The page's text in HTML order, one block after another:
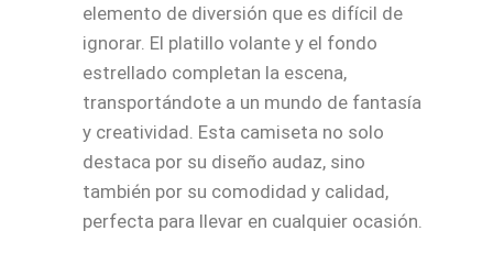
elemento de diversión que es difícil de
ignorar. El platillo volante y el fondo
estrellado completan la escena,
transportándote a un mundo de fantasía
y creatividad. Esta camiseta no solo
destaca por su diseño audaz, sino
también por su comodidad y calidad,
perfecta para llevar en cualquier ocasión.